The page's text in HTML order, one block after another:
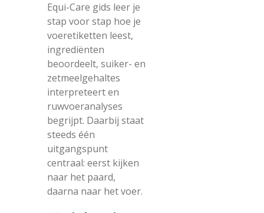
Equi-Care gids leer je
stap voor stap hoe je
voeretiketten leest,
ingrediënten
beoordeelt, suiker- en
zetmeelgehaltes
interpreteert en
ruwvoeranalyses
begrijpt. Daarbij staat
steeds één
uitgangspunt
centraal: eerst kijken
naar het paard,
daarna naar het voer.